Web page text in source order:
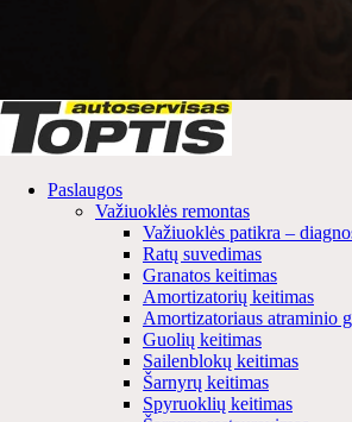
Paslaugos
Važiuoklės remontas
Važiuoklės patikra –
Ratų suvedimas
Granatos keitimas
Amortizatorių keitimas
Amortizatoriaus atraminio
Guolių keitimas
Sailenblokų keitimas
Šarnyrų keitimas
Spyruoklių keitimas